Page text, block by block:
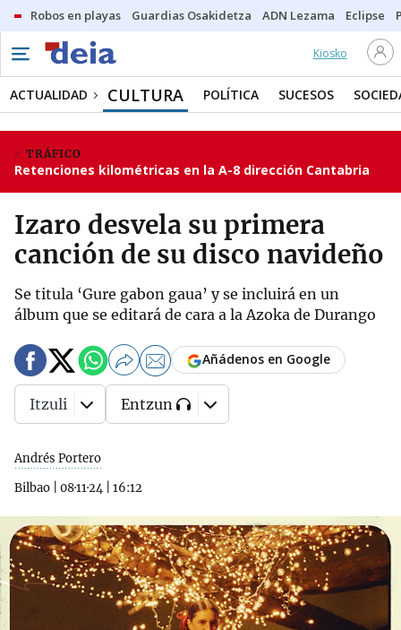
Robos en playas Guardias Osakidetza ADN Lezama Eclipse
Kiosko
ACTUALIDAD CULTURA POLÍTICA SUCESOS
TRÁFICO
Retenciones kilométricas en la A-8 dirección Cantabria
Izaro desvela su primera
canción de su disco navideño
Se titula ‘Gure gabon gaua’ y se incluirá en un
álbum que se editará de cara a la Azoka de Durango
Andrés Portero
Bilbao
08·11·24 16:12
Añádenos en Google
Itzuli Entzun